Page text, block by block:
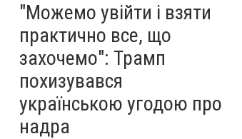
"Можемо увійти і взяти
практично все, що
захочемо": Трамп
похизувався
українською угодою про
надра